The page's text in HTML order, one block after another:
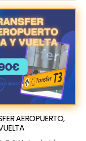
AEROPUERTO,